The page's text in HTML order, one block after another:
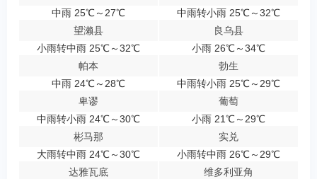
中雨 25℃～27℃
中雨转小雨 25℃～32℃
望濑县
小雨转中雨 25℃～32℃
良乌县
小雨 26℃～34℃
帕本
中雨 24℃～28℃
勃生
中雨转小雨 25℃～29℃
卑谬
中雨转小雨 24℃～30℃
葡萄
小雨 21℃～29℃
彬马那
大雨转中雨 24℃～30℃
实兑
小雨转中雨 26℃～29℃
达雅瓦底
维多利亚角